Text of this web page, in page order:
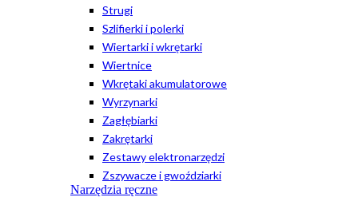
Strugi
Szlifierki i polerki
Wiertarki i wkrętarki
Wiertnice
Wkrętaki akumulatorowe
Wyrzynarki
Zagłębiarki
Zakrętarki
Zestawy elektronarzędzi
Zszywacze i gwoździarki
Narzędzia ręczne